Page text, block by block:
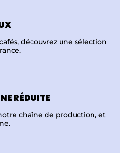
découvrez une sélection
RÉDUITE
chaîne de production, et